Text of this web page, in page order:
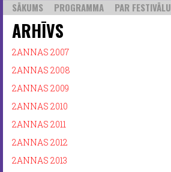
SĀKUMS PROGRAMMA PAR FESTIVĀLU
ARHĪVS
2ANNAS 2007
2ANNAS 2008
2ANNAS 2009
2ANNAS 2010
2ANNAS 2011
2ANNAS 2012
2ANNAS 2013